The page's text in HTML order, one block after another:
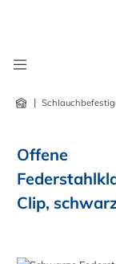
|
Offene
Clip,